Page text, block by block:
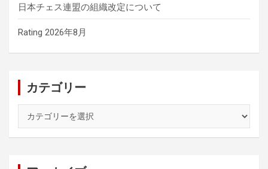
日本チェス連盟の組織改定について
Rating 2026年8月
カテゴリー
ゴ